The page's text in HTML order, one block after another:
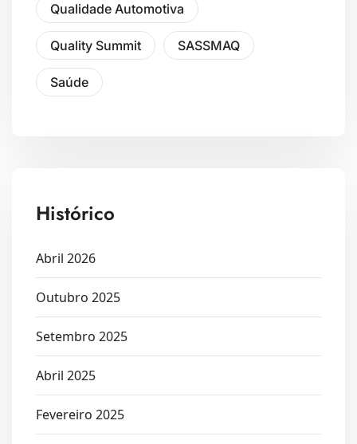
Qualidade Automotiva
Quality Summit SASSMAQ
Saúde
Histórico
Abril 2026
Outubro 2025
Setembro 2025
Abril 2025
Fevereiro 2025